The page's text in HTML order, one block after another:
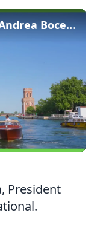
Philip Morris International e Andrea Bocelli presentano “Believe. Further”
President